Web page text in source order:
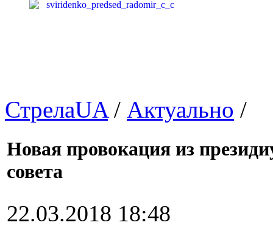
СтрелаUA/ Актуально /
Новая провокация из
совета
22.03.2018 18:48